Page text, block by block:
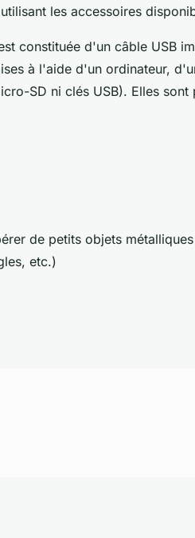
les accessoires
constituée d'un câble USB
à l'aide d'un ordinateur,
SD ni clés USB). Elles
de petits objets
etc.)